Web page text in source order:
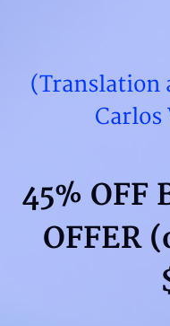
(Translation
Carlos
45% OFF
OFFER